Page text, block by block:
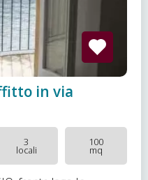
in via
3
locali
100
mq